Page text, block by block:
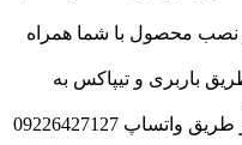
نصب محصول با شما همراه
باربری و تیپاکس به
برای ارتباط با کارشناسان ما از طریق واتساپ 09226427127